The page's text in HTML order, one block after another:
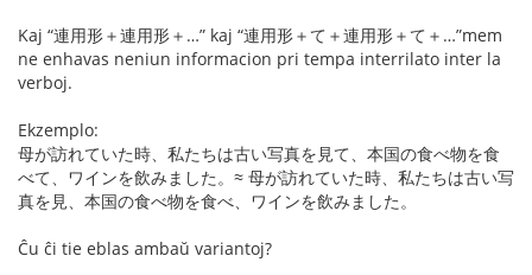
Kaj “連用形＋連用形＋…” kaj “連用形＋て＋連用形＋て＋…”mem
ne enhavas neniun informacion pri tempa interrilato inter la
verboj.
Ekzemplo:
母が訪れていた時、私たちは古い写真を見て、本国の食べ物を食
べて、ワインを飲みました。≈ 母が訪れていた時、私たちは古い写
真を見、本国の食べ物を食べ、ワインを飲みました。
Ĉu ĉi tie eblas ambaŭ variantoj?